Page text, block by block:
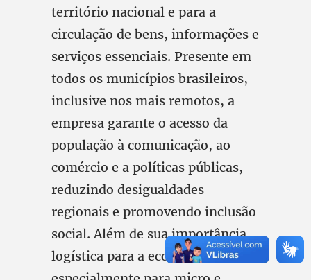
território nacional e para a
circulação de bens, informações e
serviços essenciais. Presente em
todos os municípios brasileiros,
inclusive nos mais remotos, a
empresa garante o acesso da
população à comunicação, ao
comércio e a políticas públicas,
reduzindo desigualdades
regionais e promovendo inclusão
social. Além de sua importância
logística para a economia,